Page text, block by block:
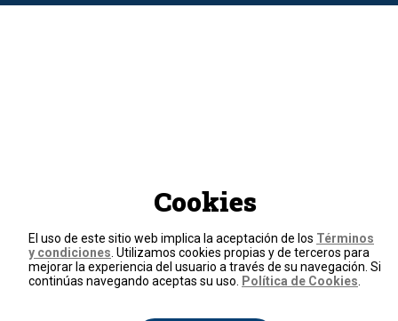
Cookies
El uso de este sitio web implica la aceptación de los Términos
y condiciones . Utilizamos cookies propias y de terceros para
mejorar la experiencia del usuario a través de su navegación. Si
continúas navegando aceptas su uso.
Política de Cookies